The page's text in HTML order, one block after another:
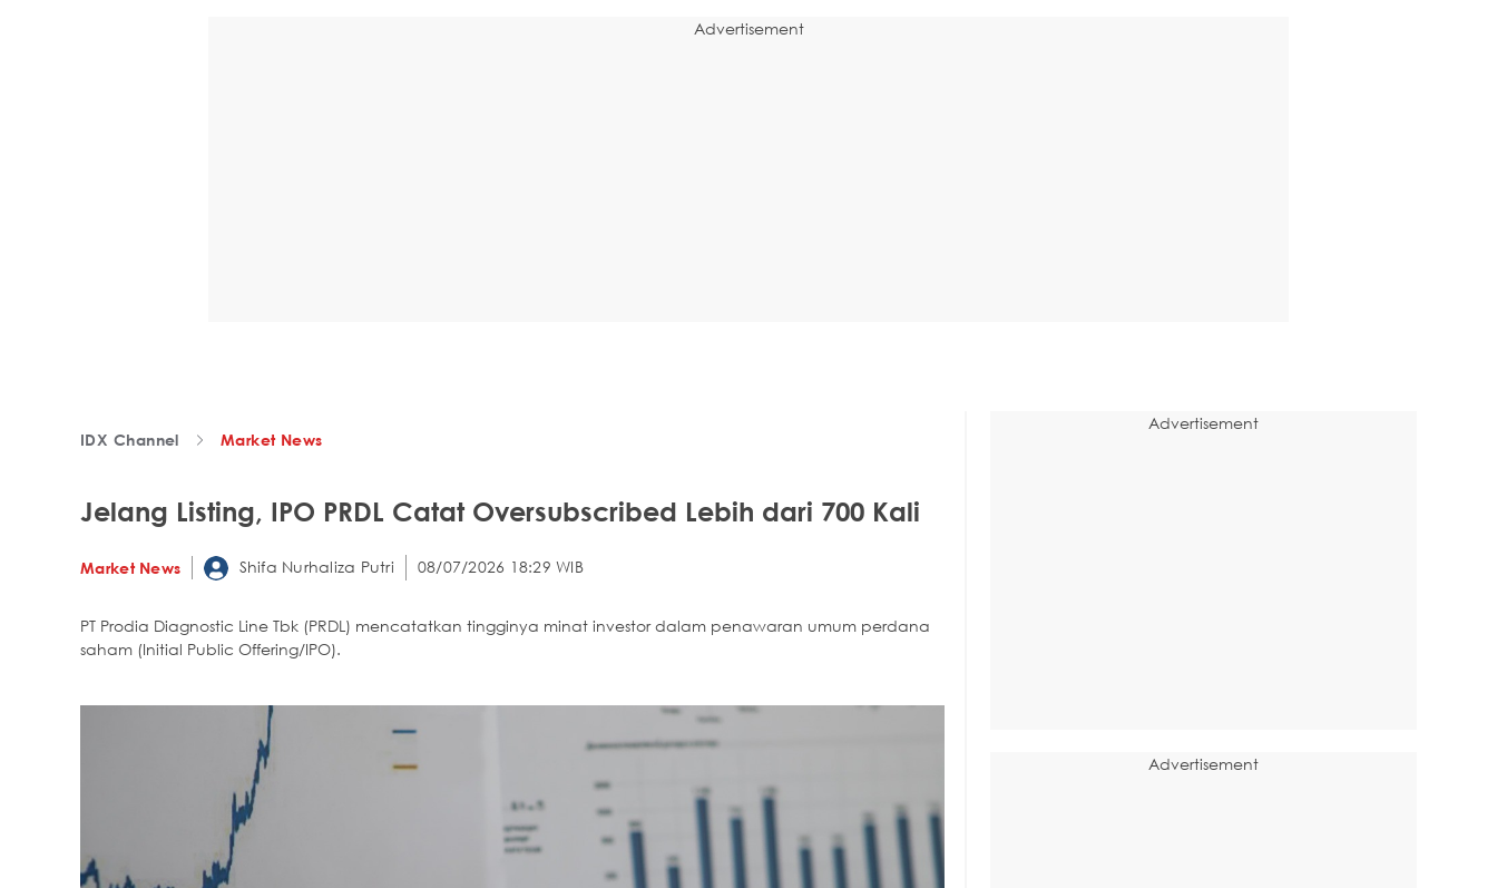
Advertisement
IDX Channel Market News
Jelang Listing, IPO PRDL Catat Oversubscribed Lebih dari 700 Kali
Market News Shifa Nurhaliza Putri 08/07/2026 18:29 WIB
PT Prodia Diagnostic Line Tbk (PRDL) mencatatkan tingginya minat investor dalam penawaran umum perdana
saham (Initial Public Offering/IPO).
Advertisement
Advertisement